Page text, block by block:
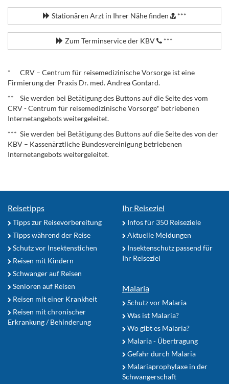
Stationären Arzt in Ihrer Nähe finden ***
Zum Terminservice der KBV ***
* CRV – Centrum für reisemedizinische Vorsorge ist eine
Firmierung der Praxis Dr. med. Andrea Gontard.
** Sie werden bei Betätigung des Buttons auf die Seite des vom
CRV - Centrum für reisemedizinische Vorsorge* betriebenen
Internetangebots weitergeleitet.
*** Sie werden bei Betätigung des Buttons auf die Seite des von der
KBV – Kassenärztliche Bundesvereinigung betriebenen
Internetangebots weitergeleitet.
Reisetipps
Tipps zur Reisevorbereitung
Tipps während der Reise
Schutz vor Insektenstichen
Reisen mit Kindern
Schwanger auf Reisen
Senioren auf Reisen
Reisen mit einer Krankheit
Reisen mit chronischer
Erkrankung / Behinderung
Ihr Reiseziel
Infos für 350 Reiseziele
Aktuelle Meldungen
Insektenschutz passend für
Ihr Reiseziel
Malaria
Schutz vor Malaria
Was ist Malaria?
Wo gibt es Malaria?
Malaria - Übertragung
Gefahr durch Malaria
Malariaprophylaxe in der
Schwangerschaft